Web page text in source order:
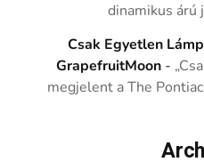
dinamikus árú
Csak Egyetlen
GrapefruitMoon -
megjelent a The